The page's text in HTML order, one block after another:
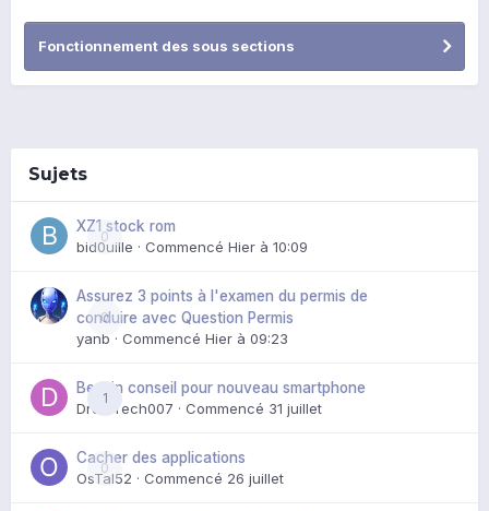
Fonctionnement des sous sections
Sujets
0
XZ1 stock rom
bid0uille · Commencé Hier à 10:09
0
Assurez 3 points à l'examen du permis de
conduire avec Question Permis
yanb · Commencé Hier à 09:23
1
Besoin conseil pour nouveau smartphone
DroidTech007 · Commencé 31 juillet
0
Cacher des applications
OsTal52 · Commencé 26 juillet